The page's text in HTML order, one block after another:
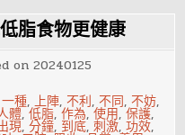
脂食物更健康
on20240125
一種,上陣,不利,不同,不妨,
體,低脂,作為,使用,保護,
現,分鐘, 到底,刺激,功效,